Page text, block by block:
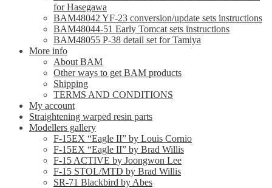
for Hasegawa
BAM48042 YF-23 conversion/update sets instructions
BAM48044-51 Early Tomcat sets instructions
BAM48055 P-38 detail set for Tamiya
More info
About BAM
Other ways to get BAM products
Shipping
TERMS AND CONDITIONS
My account
Straightening warped resin parts
Modellers gallery
F-15EX “Eagle II” by Louis Cornio
F-15EX “Eagle II” by Brad Willis
F-15 ACTIVE by Joongwon Lee
F-15 STOL/MTD by Brad Willis
SR-71 Blackbird by Abes